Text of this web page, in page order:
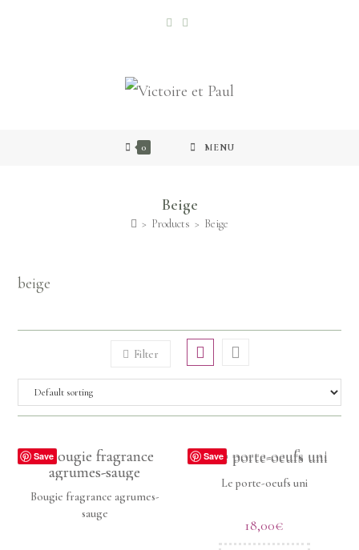
0 MENU
Beige
> Products > Beige
beige
Filter
Save
Bougie fragrance agrumes-
sauge
Save
Le porte-oeufs uni
18,00€